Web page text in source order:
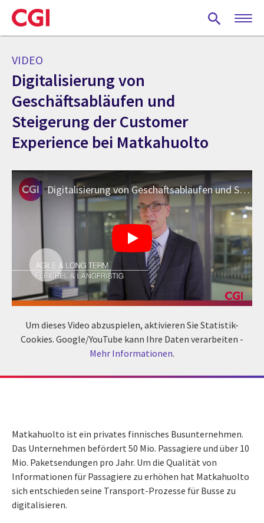
Skip
to
main
VIDEO
Digitalisierung von
Geschäftsabläufen und
Steigerung der Customer
Experience bei Matkahuolto
Digitalisierung von Geschäftsabläufen und Steigerung der Customer Experience bei Matkahuolto
Um dieses Video abzuspielen, aktivieren Sie Statistik-
Cookies. Google/YouTube kann Ihre Daten verarbeiten -
Mehr Informationen.
Matkahuolto ist ein privates finnisches Busunternehmen.
Das Unternehmen befördert 50 Mio. Passagiere und über 10
Mio. Paketsendungen pro Jahr. Um die Qualität von
Informationen für Passagiere zu erhöhen hat Matkahuolto
sich entschieden seine Transport-Prozesse für Busse zu
digitalisieren.